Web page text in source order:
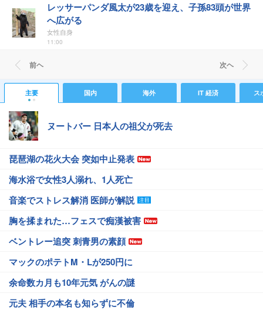
レッサーパンダ風太が23歳を迎え、子孫83頭が世界
へ広がる
女性自身
11:00
前ヘ 次ヘ
主要 国内 海外 IT 経済 ス
ヌートバー 日本人の祖父が死去
琵琶湖の花火大会 突如中止発表
海水浴で女性3人溺れ、1人死亡
音楽でストレス解消 医師が解説
胸を揉まれた…フェスで痴漢被害
ベントレー追突 刺青男の素顔
マックのポテトM・Lが250円に
余命数カ月も10年元気 がんの謎
元夫 相手の本名も知らずに不倫